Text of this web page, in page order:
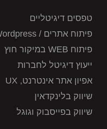
טפסים דיגיטליים
פיתוח אתרים / Wordpress
פיתוח WEB במיקור חוץ
ייעוץ דיגיטל לחברות
אפיון אתר אינטרנט, UX
שיווק בלינקדאין
שיווק בפייסבוק וגוגל